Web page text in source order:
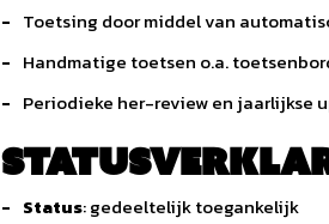
Toetsing door middel van
Handmatige toetsen o.a.
Periodieke her-review en jaarlijkse
Status: gedeeltelijk toegankelijk